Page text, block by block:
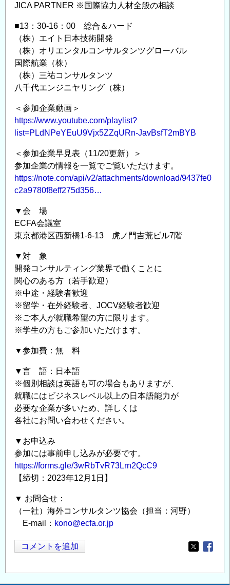
JICA PARTNER ※国際協力人材全般の相談
■13：30-16：00 総合＆ハード
（株）エイト日本技術開発
（株）オリエンタルコンサルタンツグローバル
国際航業（株）
（株）三祐コンサルタンツ
八千代エンジニヤリング（株）
＜参加企業動画＞
https://www.youtube.com/playlist?
list=PLdNPeYEuU9Vjx5ZZqURn-JavBsfT2mBYB
＜参加企業早見表（11/20更新）＞
参加企業の情報を一覧でご覧いただけます。
https://note.com/api/v2/attachments/download/9437fe0
c2a9780f8eff275d356…
▼会 場
ECFA会議室
東京都港区西新橋1-6-13 虎ノ門吉荒ビル7階
▼対 象
開発コンサルティング業界で働くことに
関心のある方（若手歓迎）
※中途・経験者歓迎
※留学・在外経験者、JOCV経験者歓迎
※ご本人が就職希望の方に限ります。
※学生の方もご参加いただけます。
▼参加費：無 料
▼言 語：日本語
※個別相談は英語も可の場合もありますが、
就職にはビジネスレベル以上の日本語能力が
必要な企業が多いため、詳しくは
各社にお問い合わせください。
▼お申込み
参加には事前申し込みが必要です。
https://forms.gle/3wRbTvR73Lrn2QcC9
【締切：2023年12月1日】
▼ お問合せ：
（一社）海外コンサルタンツ協会（担当：河野）
E-mail： kono@ecfa.or.jp
コメントを追加
Opens in